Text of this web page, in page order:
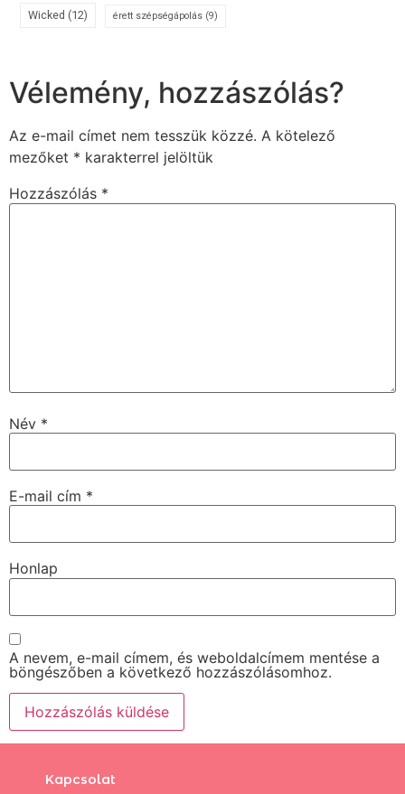
Wicked (12) érett szépségápolás (9)
Vélemény, hozzászólás?
Az e-mail címet nem tesszük közzé. A kötelező
mezőket * karakterrel jelöltük
Hozzászólás *
Név *
E-mail cím *
Honlap
A nevem, e-mail címem, és weboldalcímem mentése a
böngészőben a következő hozzászólásomhoz.
Kapcsolat